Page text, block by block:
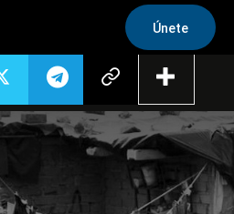
Únete